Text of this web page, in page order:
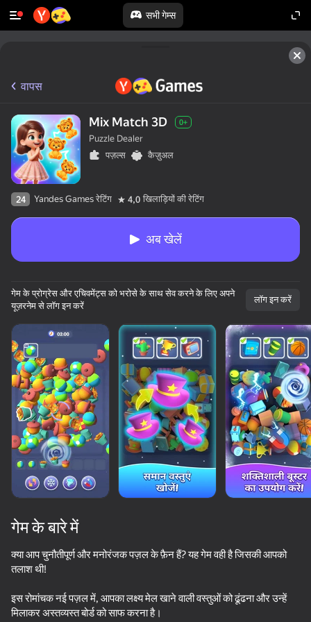
सभी गेम्स
वापस
Mix Match 3D 0+
Puzzle Dealer
पज़ल्स
कैज़ुअल
24 Yandes Games रेटिंग 4,0 खिलाड़ियों की रेटिंग
अब खेलें
गेम के प्रोग्रेस और एचिवमेंट्स को भरोसे के साथ सेव करने के लिए अपने
यूज़रनेम से लॉग इन करें
लॉग इन करें
गेम के बारे में
क्या आप चुनौतीपूर्ण और मनोरंजक पज़ल के फ़ैन हैं? यह गेम वही है जिसकी आपको
तलाश थी!
इस रोमांचक नई पज़ल में, आपका लक्ष्य मेल खाने वाली वस्तुओं को ढूंढना और उन्हें
मिलाकर अस्तव्यस्त बोर्ड को साफ करना है।